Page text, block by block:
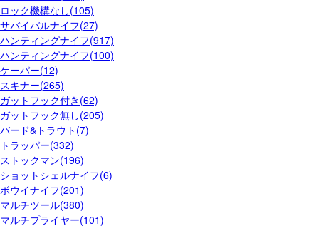
ロック機構なし(105)
サバイバルナイフ(27)
ハンティングナイフ(917)
ハンティングナイフ(100)
ケーパー(12)
スキナー(265)
ガットフック付き(62)
ガットフック無し(205)
バード&トラウト(7)
トラッパー(332)
ストックマン(196)
ショットシェルナイフ(6)
ボウイナイフ(201)
マルチツール(380)
マルチプライヤー(101)